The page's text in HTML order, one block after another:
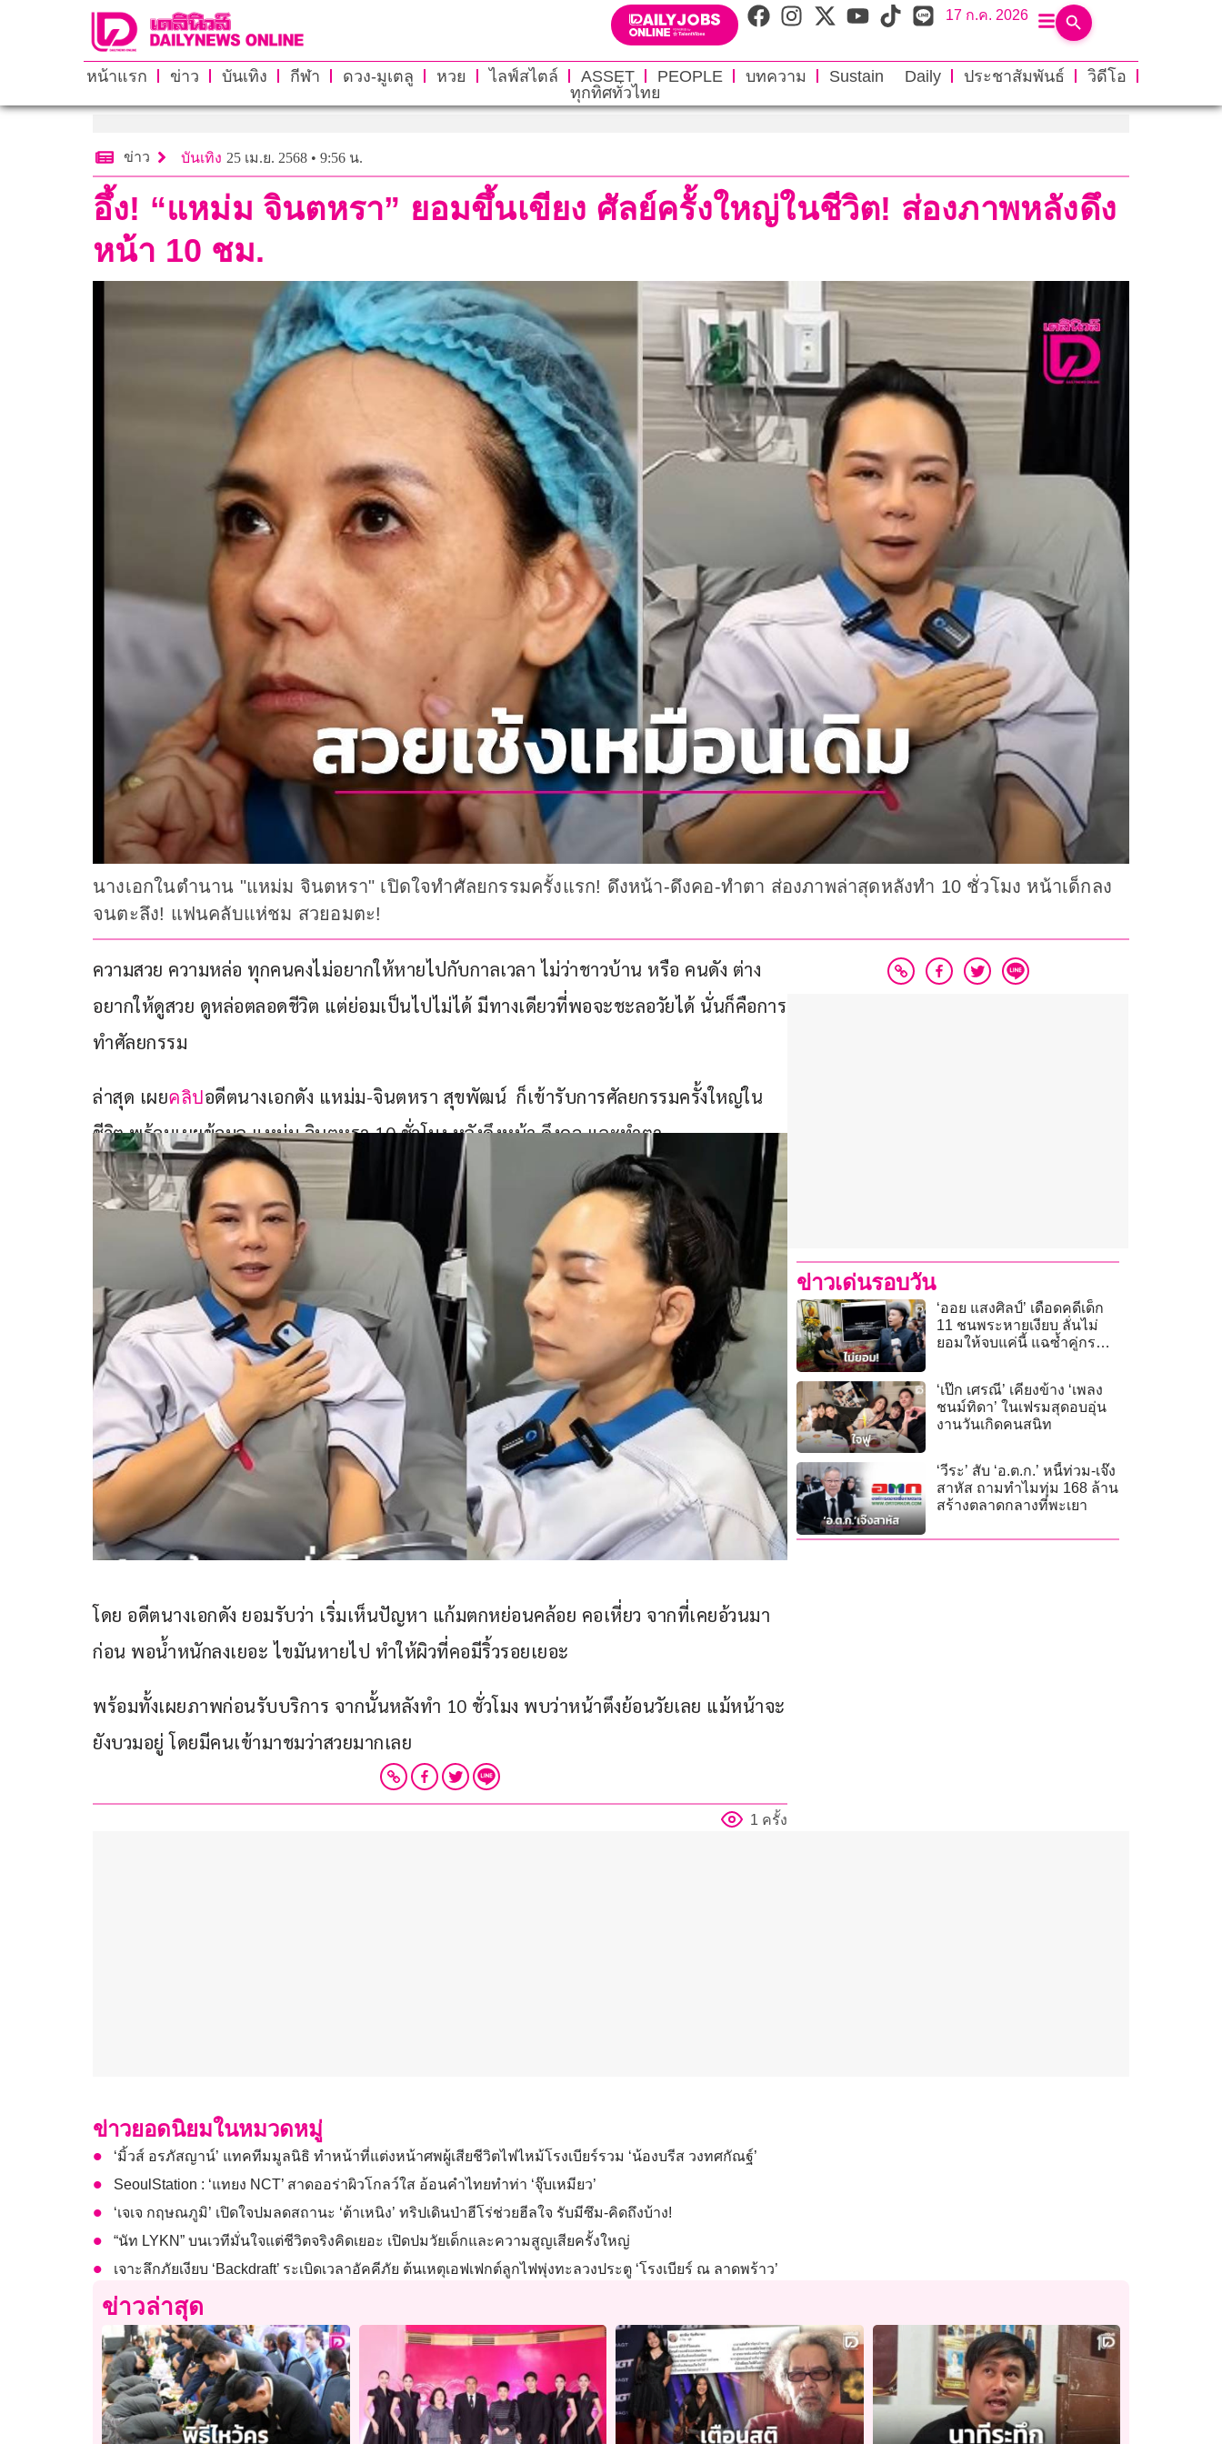
17 ก.ค. 2026
หน้าแรก ข่าว บันเทิง กีฬา ดวง-มูเตลู หวย ไลฟ์สไตล์ ASSET PEOPLE บทความ Sustain Daily ประชาสัมพันธ์
วิดีโอ
ทุกทิศทั่วไทย
ข่าว บันเทิง 25 เม.ย. 2568 • 9:56 น.
อึ้ง! “แหม่ม จินตหรา” ยอมขึ้นเขียง ศัลย์ครั้งใหญ่ในชีวิต! ส่องภาพหลังดึง
หน้า 10 ชม.
นางเอกในตำนาน "แหม่ม จินตหรา" เปิดใจทำศัลยกรรมครั้งแรก! ดึงหน้า-ดึงคอ-ทำตา ส่องภาพล่าสุดหลังทำ 10 ชั่วโมง หน้าเด็กลง
จนตะลึง! แฟนคลับแห่ชม สวยอมตะ!
ความสวย ความหล่อ ทุกคนคงไม่อยากให้หายไปกับกาลเวลา ไม่ว่าชาวบ้าน หรือ คนดัง ต่าง
อยากให้ดูสวย ดูหล่อตลอดชีวิต แต่ย่อมเป็นไปไม่ได้ มีทางเดียวที่พอจะชะลอวัยได้ นั่นก็คือการ
ทำศัลยกรรม
ล่าสุด เผยคลิป อดีตนางเอกดัง แหม่ม-จินตหรา สุขพัฒน์  ก็เข้ารับการศัลยกรรมครั้งใหญ่ใน
ชีวิต พร้อมเผยข้อมูล แหม่ม จินตหรา 10 ชั่วโมง หลังดึงหน้า ดึงคอ และทำตา
โดย อดีตนางเอกดัง ยอมรับว่า เริ่มเห็นปัญหา แก้มตกหย่อนคล้อย คอเหี่ยว จากที่เคยอ้วนมา
ก่อน พอน้ำหนักลงเยอะ ไขมันหายไป ทำให้ผิวที่คอมีริ้วรอยเยอะ
พร้อมทั้งเผยภาพก่อนรับบริการ จากนั้นหลังทำ 10 ชั่วโมง พบว่าหน้าตึงย้อนวัยเลย แม้หน้าจะ
ยังบวมอยู่ โดยมีคนเข้ามาชมว่าสวยมากเลย
1 ครั้ง
ข่าวเด่นรอบวัน
‘ออย แสงศิลป์’ เดือดคดีเด็ก
11 ชนพระหายเงียบ ลั่นไม่
ยอมให้จบแค่นี้ แฉซ้ำคู่กรณี
‘เป๊ก เศรณี’ เคียงข้าง ‘เพลง
ชนม์ทิดา’ ในเฟรมสุดอบอุ่น
งานวันเกิดคนสนิท
‘วีระ’ สับ ‘อ.ต.ก.’ หนี้ท่วม-เจ๊ง
สาหัส ถามทำไมทุ่ม 168 ล้าน
สร้างตลาดกลางที่พะเยา
ข่าวยอดนิยมในหมวดหมู่
‘มิ้วส์ อรภัสญาน์’ แทคทีมมูลนิธิ ทำหน้าที่แต่งหน้าศพผู้เสียชีวิตไฟไหม้โรงเบียร์รวม ‘น้องบรีส วงทศกัณฐ์’
SeoulStation : ‘แทยง NCT’ สาดออร่าผิวโกลว์ใส อ้อนคำไทยทำท่า ‘จุ๊บเหมียว’
‘เจเจ กฤษณภูมิ’ เปิดใจปมลดสถานะ ‘ต้าเหนิง’ ทริปเดินป่าฮีโร่ช่วยฮีลใจ รับมีซึม-คิดถึงบ้าง!
“นัท LYKN” บนเวทีมั่นใจแต่ชีวิตจริงคิดเยอะ เปิดปมวัยเด็กและความสูญเสียครั้งใหญ่
เจาะลึกภัยเงียบ ‘Backdraft’ ระเบิดเวลาอัคคีภัย ต้นเหตุเอฟเฟกต์ลูกไฟพุ่งทะลวงประตู ‘โรงเบียร์ ณ ลาดพร้าว’
ข่าวล่าสุด